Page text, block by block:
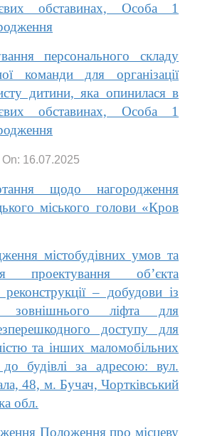
обставинах, Особа 1
персонального складу
команди для організації
дитини, яка опинилася в
обставинах, Особа 1
On: 16.07.2025
щодо нагородження
міського голови «Кров
містобудівних умов та
проектування об’єкта
реконструкції – добудови із
зовнішнього ліфта для
доступу для
та інших маломобільних
будівлі за адресою: вул.
48, м. Бучач, Чортківський
обл.
Положення про місцеву